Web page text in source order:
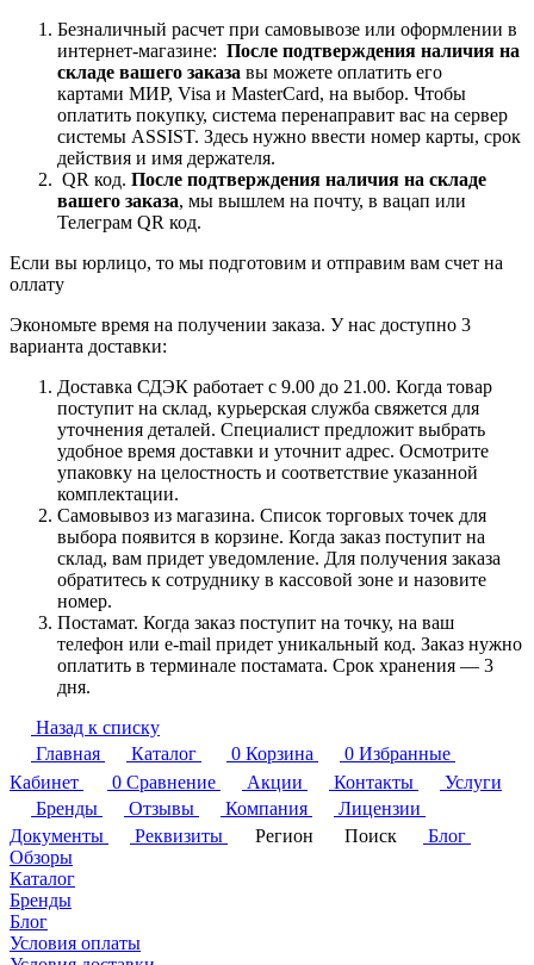
Безналичный расчет при самовывозе или оформлении в
интернет-магазине: После подтверждения наличия на
складе вашего заказа вы можете оплатить его
картами МИР, Visa и MasterCard, на выбор. Чтобы
оплатить покупку, система перенаправит вас на сервер
системы ASSIST. Здесь нужно ввести номер карты, срок
действия и имя держателя.
QR код. После подтверждения наличия на складе
вашего заказа, мы вышлем на почту, в вацап или
Телеграм QR код.
Если вы юрлицо, то мы подготовим и отправим вам счет на
оллату
Экономьте время на получении заказа. У нас доступно 3
варианта доставки:
Доставка СДЭК работает с 9.00 до 21.00. Когда товар
поступит на склад, курьерская служба свяжется для
уточнения деталей. Специалист предложит выбрать
удобное время доставки и уточнит адрес. Осмотрите
упаковку на целостность и соответствие указанной
комплектации.
Самовывоз из магазина. Список торговых точек для
выбора появится в корзине. Когда заказ поступит на
склад, вам придет уведомление. Для получения заказа
обратитесь к сотруднику в кассовой зоне и назовите
номер.
Постамат. Когда заказ поступит на точку, на ваш
телефон или e-mail придет уникальный код. Заказ нужно
оплатить в терминале постамата. Срок хранения — 3
дня.
Назад к списку
Главная
Каталог 0 Корзина 0 Избранные
Кабинет
0 Сравнение Акции Контакты
Услуги
Бренды
Отзывы Компания
Лицензии
Документы
Реквизиты Регион Поиск
Блог
Обзоры
Каталог
Бренды
Блог
Условия оплаты